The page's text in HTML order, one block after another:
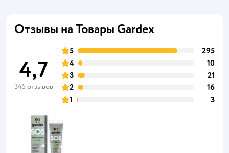
Отзывы на Товары Gardex
4,7
345 отзывов
5
295
4
10
3
21
2
16
1
3